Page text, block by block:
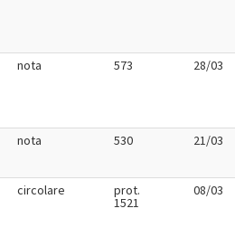
nota 573 28/03
nota 530 21/03
circolare prot.
1521
08/03